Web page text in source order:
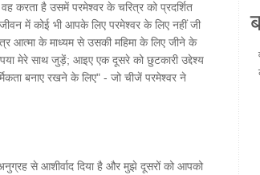
करता है उसमें परमेश्वर के चरित्र को प्रदर्शित
में कोई भी आपके लिए परमेश्वर के लिए नहीं जी
आत्मा के माध्यम से उसकी महिमा के लिए जीने के
मेरे साथ जुड़ें; आइए एक दूसरे को छुटकारी उद्देश्य
बनाए रखने के लिए" - जो चीजें परमेश्वर ने
से आशीर्वाद दिया है और मुझे दूसरों को आपको